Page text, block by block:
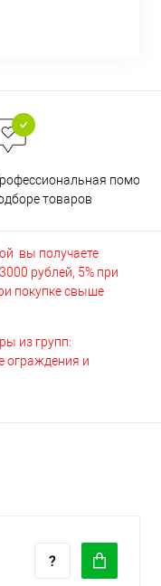
помощь
товаров
вы получаете
рублей, 5% при
покупке свыше
из групп:
ограждения и